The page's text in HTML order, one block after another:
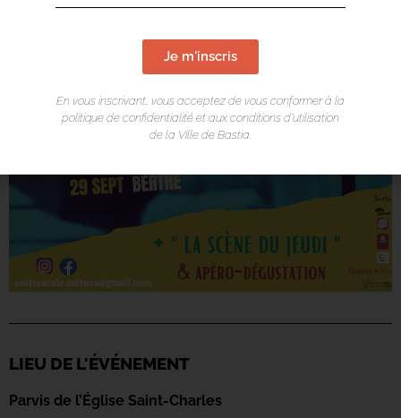
LIEU DE L'ÉVÉNEMENT
Parvis de l’Église Saint-Charles
Je m'inscris
En vous inscrivant, vous acceptez de vous conformer à la
politique de confidentialité et aux conditions d’utilisation
de la Ville de Bastia.